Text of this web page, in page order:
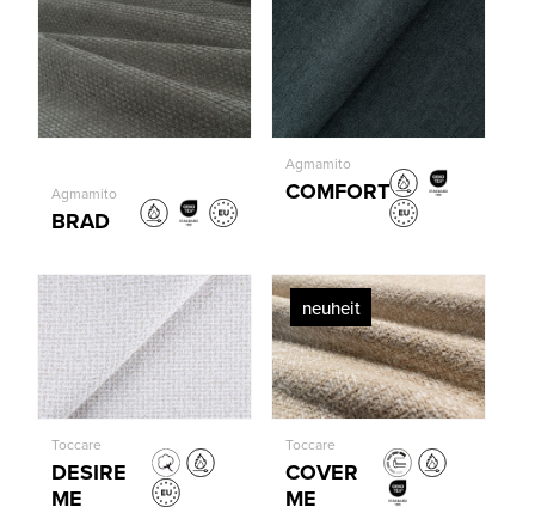
Agmamito
BRAD
Agmamito
COMFORT
Toccare
DESIRE
ME
neuheit
Toccare
COVER
ME